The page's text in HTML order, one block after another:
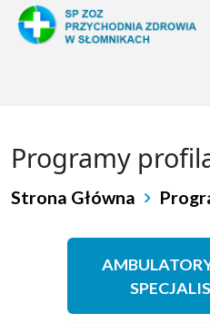
Programy
Strona Główna